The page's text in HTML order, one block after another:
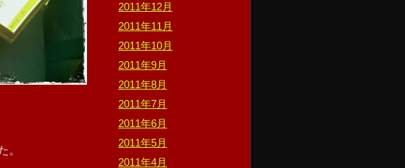
。
2011年12月
2011年11月
2011年10月
2011年9月
2011年8月
2011年7月
2011年6月
2011年5月
2011年4月